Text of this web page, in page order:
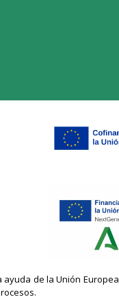
ayuda de la Unión